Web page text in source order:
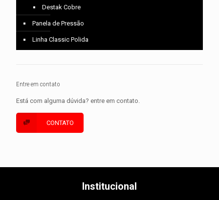
Destak Cobre
Panela de Pressão
Linha Classic Polida
Entre em contato
Está com alguma dúvida? entre em contato.
CONTATO
Institucional